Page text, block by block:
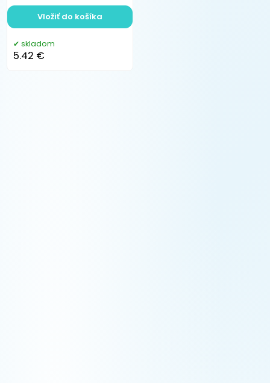
skladom
5.42 €
Vložiť do košíka